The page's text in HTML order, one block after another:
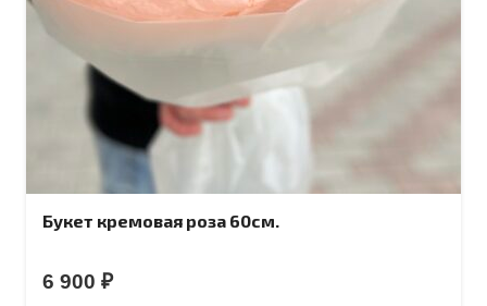
Букет кремовая роза 60см.
6 900 ₽